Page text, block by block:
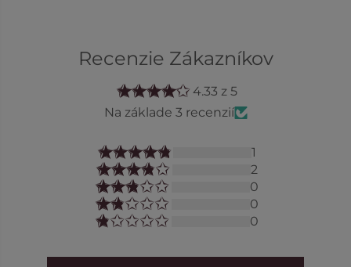
Recenzie Zákazníkov
4.33 z 5
Na základe 3 recenzií
1
2
0
0
0